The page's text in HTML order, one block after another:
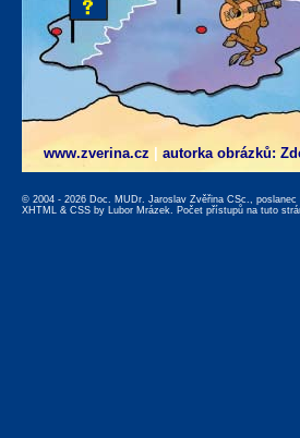
www.zverina.cz autorka obrázků:
© 2004 - 2026 Doc. MUDr. Jaroslav Zvěřina CSc., poslanec
XHTML & CSS by Lubor Mrázek. Počet přístupů na tuto